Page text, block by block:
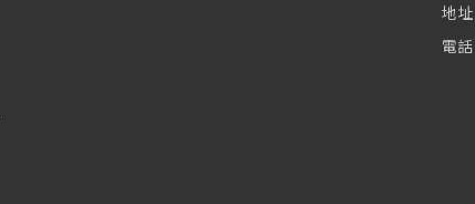
地址
電話